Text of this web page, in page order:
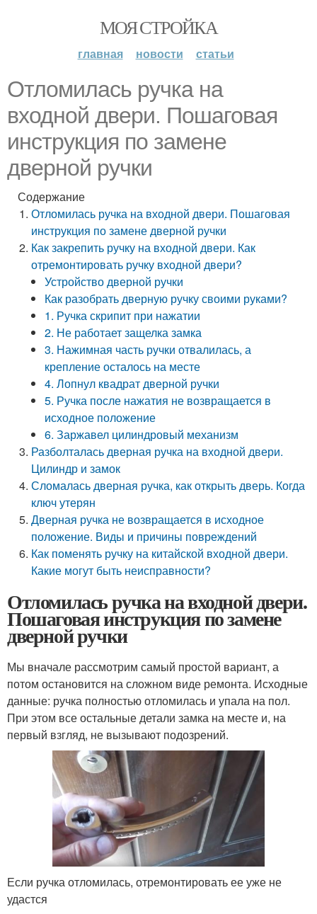
МОЯ СТРОЙКА
главная новости статьи
Отломилась ручка на
входной двери. Пошаговая
инструкция по замене
дверной ручки
Содержание
Отломилась ручка на входной двери. Пошаговая
инструкция по замене дверной ручки
Как закрепить ручку на входной двери. Как
отремонтировать ручку входной двери?
Устройство дверной ручки
Как разобрать дверную ручку своими руками?
1. Ручка скрипит при нажатии
2. Не работает защелка замка
3. Нажимная часть ручки отвалилась, а
крепление осталось на месте
4. Лопнул квадрат дверной ручки
5. Ручка после нажатия не возвращается в
исходное положение
6. Заржавел цилиндровый механизм
Разболталась дверная ручка на входной двери.
Цилиндр и замок
Сломалась дверная ручка, как открыть дверь. Когда
ключ утерян
Дверная ручка не возвращается в исходное
положение. Виды и причины повреждений
Как поменять ручку на китайской входной двери.
Какие могут быть неисправности?
Отломилась ручка на входной двери.
Пошаговая инструкция по замене
дверной ручки
Мы вначале рассмотрим самый простой вариант, а
потом остановится на сложном виде ремонта. Исходные
данные: ручка полностью отломилась и упала на пол.
При этом все остальные детали замка на месте и, на
первый взгляд, не вызывают подозрений.
Если ручка отломилась, отремонтировать ее уже не
удастся